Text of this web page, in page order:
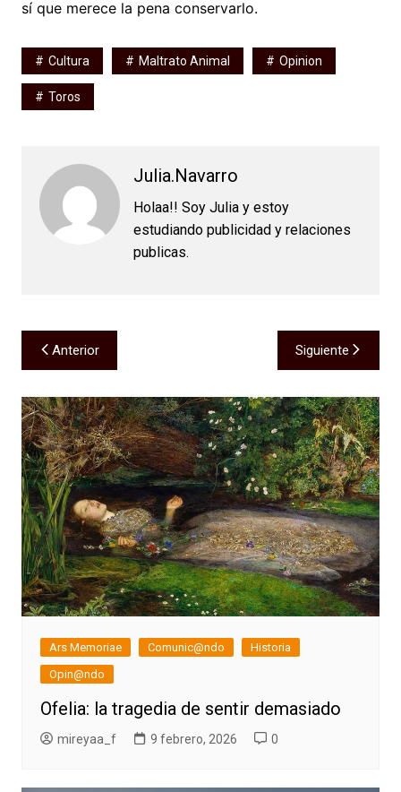
sí que merece la pena conservarlo.
Cultura Maltrato Animal Opinion
Toros
Julia.navarro
Holaa!! Soy Julia y estoy
estudiando publicidad y relaciones
publicas.
Navegación
de
entradas
Anterior Siguiente
Ars Memoriae Comunic@ndo
Historia
Opin@ndo
Ofelia: la tragedia de sentir demasiado
mireyaa_f 9 febrero, 2026 0